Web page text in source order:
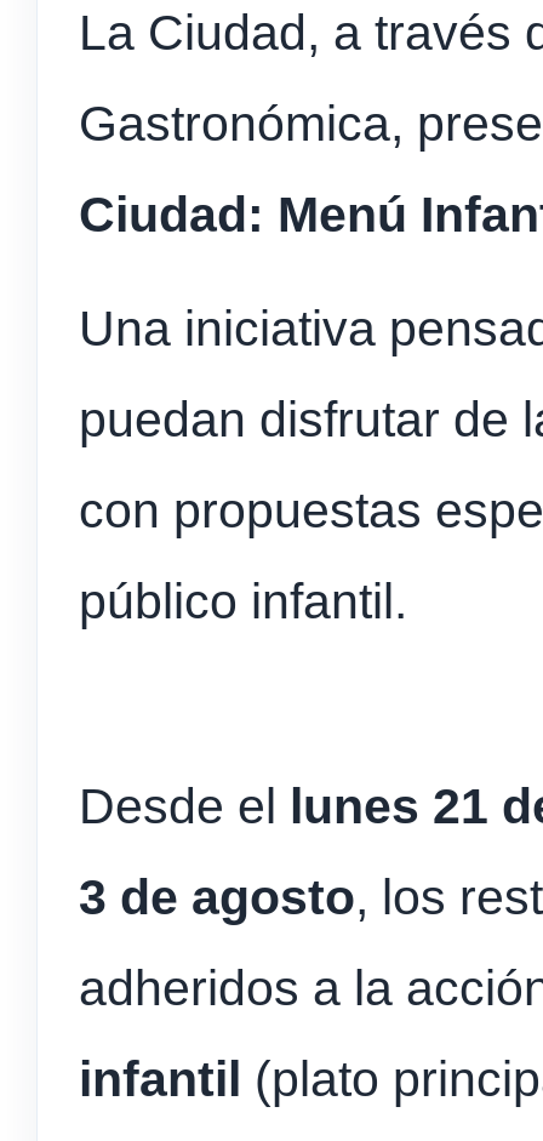
La Ciudad, a través
Gastronómica,
Ciudad: Menú
Una iniciativa
puedan disfrutar de
con propuestas
público infantil.
Desde el
lunes 21
3 de agosto, los
adheridos a la
infantil (plato